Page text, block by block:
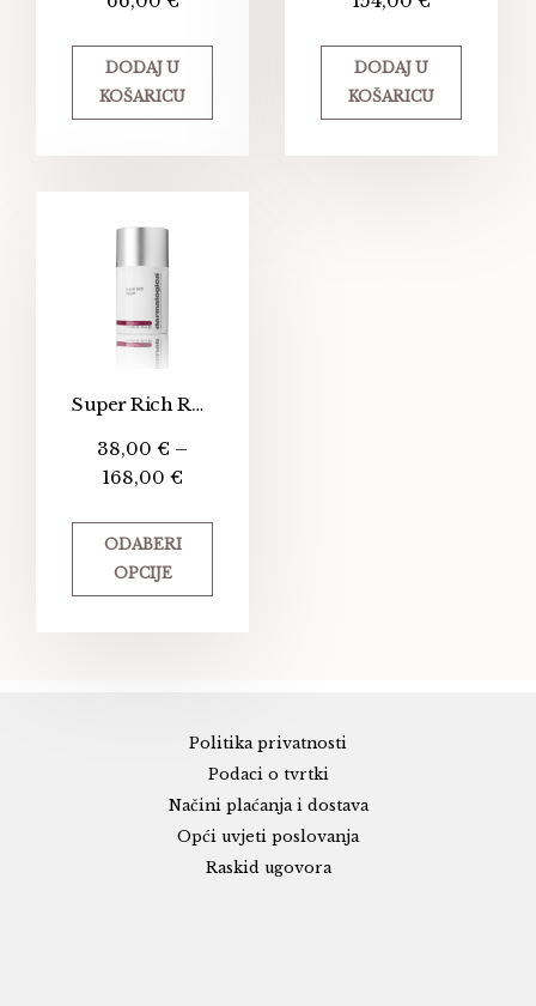
DODAJ U
KOŠARICU
DODAJ U
KOŠARICU
Super Rich Repair
38,00 € –
168,00 €
ODABERI
OPCIJE
Politika privatnosti
Podaci o tvrtki
Načini plaćanja i dostava
Opći uvjeti poslovanja
Raskid ugovora